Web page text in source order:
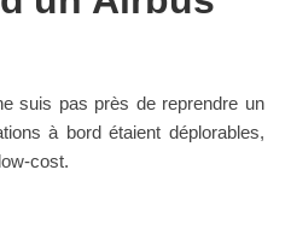
suis pas près de reprendre un
à bord étaient déplorables,
cost.